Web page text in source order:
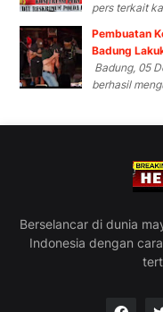
pers terkait
Pembuatan
Badung
Badung, 05
berhasil
Berselancar di dunia
Indonesia dengan